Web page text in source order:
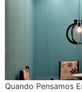
Quando Pensamos